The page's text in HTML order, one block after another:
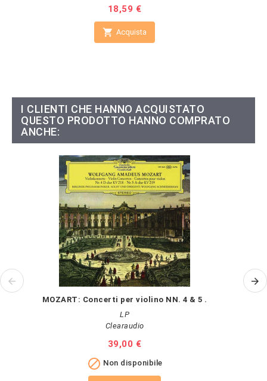
Prezzo
18,59 €
 Acquista
I CLIENTI CHE HANNO ACQUISTATO
QUESTO PRODOTTO HANNO COMPRATO
ANCHE:
MOZART: Concerti per violino NN. 4 & 5 .
LP
Clearaudio
Prezzo
39,00 €
 Non disponibile